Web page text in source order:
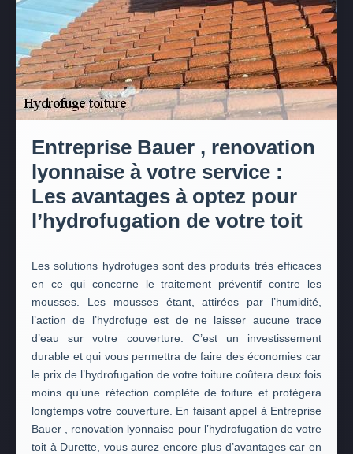
Entreprise Bauer , renovation
lyonnaise à votre service :
Les avantages à optez pour
l’hydrofugation de votre toit
Les solutions hydrofuges sont des produits très efficaces
en ce qui concerne le traitement préventif contre les
mousses. Les mousses étant, attirées par l’humidité,
l’action de l’hydrofuge est de ne laisser aucune trace
d’eau sur votre couverture. C’est un investissement
durable et qui vous permettra de faire des économies car
le prix de l’hydrofugation de votre toiture coûtera deux fois
moins qu’une réfection complète de toiture et protègera
longtemps votre couverture. En faisant appel à Entreprise
Bauer , renovation lyonnaise pour l’hydrofugation de votre
toit à Durette, vous aurez encore plus d’avantages car en